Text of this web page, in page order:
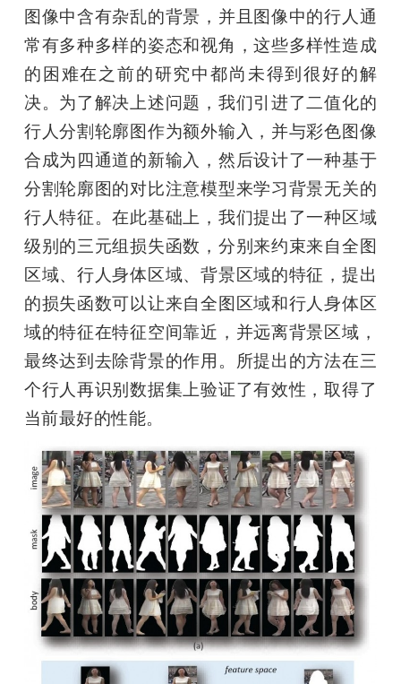
图像中含有杂乱的背景，并且图像中的行人通
常有多种多样的姿态和视角，这些多样性造成
的困难在之前的研究中都尚未得到很好的解
决。为了解决上述问题，我们引进了二值化的
行人分割轮廓图作为额外输入，并与彩色图像
合成为四通道的新输入，然后设计了一种基于
分割轮廓图的对比注意模型来学习背景无关的
行人特征。在此基础上，我们提出了一种区域
级别的三元组损失函数，分别来约束来自全图
区域、行人身体区域、背景区域的特征，提出
的损失函数可以让来自全图区域和行人身体区
域的特征在特征空间靠近，并远离背景区域，
最终达到去除背景的作用。所提出的方法在三
个行人再识别数据集上验证了有效性，取得了
当前最好的性能。